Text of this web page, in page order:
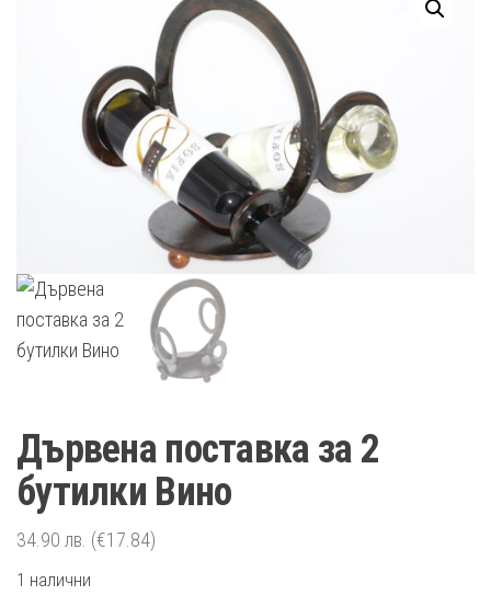
Дървена поставка за 2
бутилки Вино
34.90 лв. (€17.84)
1 налични